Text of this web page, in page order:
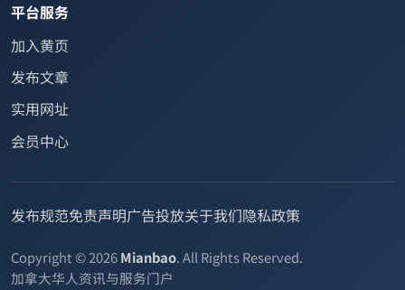
平台服务
加入黄页
发布文章
实用网址
会员中心
发布规范免责声明广告投放关于我们隐私政策
Copyright © 2026Mianbao. All Rights Reserved.
加拿大华人资讯与服务门户